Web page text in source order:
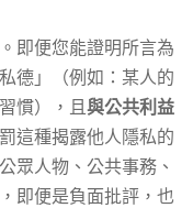
。即便您能證明所言為
德」（例如：某人的
慣），且與公共利益
這種揭露他人隱私的
眾人物、公共事務、
即便是負面批評，也